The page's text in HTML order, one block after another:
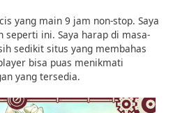
yang main 9 jam non-stop. Saya
seperti ini. Saya harap di masa-
sedikit situs yang membahas
bisa puas menikmati
yang tersedia.